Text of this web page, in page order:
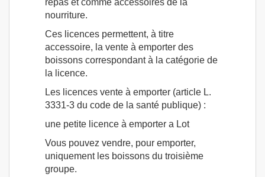
repas et comme accessoires de la
nourriture.
Ces licences permettent, à titre
accessoire, la vente à emporter des
boissons correspondant à la catégorie de
la licence.
Les licences vente à emporter (article L.
3331-3 du code de la santé publique) :
une petite licence à emporter a Lot
Vous pouvez vendre, pour emporter,
uniquement les boissons du troisième
groupe.